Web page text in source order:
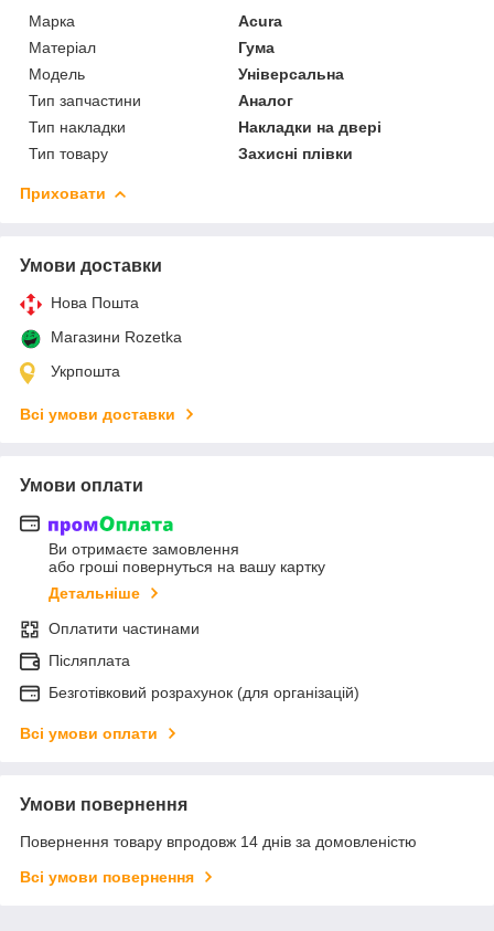
Марка
Acura
Матеріал
Гума
Мoдель
Універсальна
Тип запчастини
Аналог
Тип накладки
Накладки на двері
Тип товару
Захисні плівки
Приховати
Умови доставки
Нова Пошта
Магазини Rozetka
Укрпошта
Всі умови доставки
Умови оплати
Ви отримаєте замовлення
або гроші повернуться на вашу картку
Детальніше
Оплатити частинами
Післяплата
Безготівковий розрахунок (для організацій)
Всі умови оплати
Умови повернення
Повернення товару впродовж 14 днів за домовленістю
Всі умови повернення